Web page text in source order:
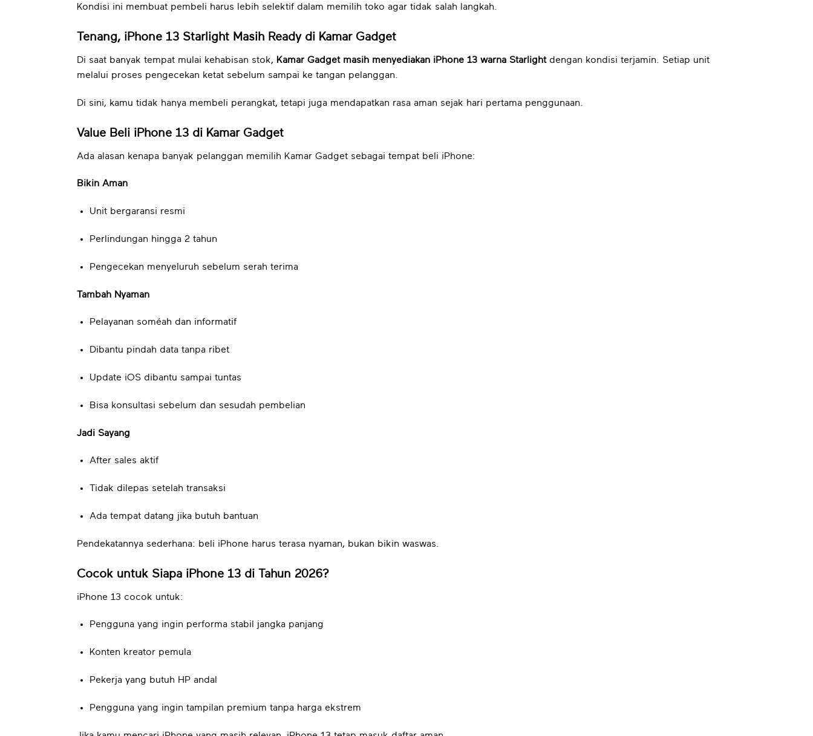
Kondisi ini membuat pembeli harus lebih selektif dalam memilih toko agar tidak salah langkah.
Tenang, iPhone 13 Starlight Masih Ready di Kamar Gadget
Di saat banyak tempat mulai kehabisan stok, Kamar Gadget masih menyediakan iPhone 13 warna Starlightdengan kondisi terjamin. Setiap unit
melalui proses pengecekan ketat sebelum sampai ke tangan pelanggan.
Di sini, kamu tidak hanya membeli perangkat, tetapi juga mendapatkan rasa aman sejak hari pertama penggunaan.
Value Beli iPhone 13 di Kamar Gadget
Ada alasan kenapa banyak pelanggan memilih Kamar Gadget sebagai tempat beli iPhone:
Bikin Aman
Unit bergaransi resmi
Perlindungan hingga 2 tahun
Pengecekan menyeluruh sebelum serah terima
Tambah Nyaman
Pelayanan soméah dan informatif
Dibantu pindah data tanpa ribet
Update iOS dibantu sampai tuntas
Bisa konsultasi sebelum dan sesudah pembelian
Jadi Sayang
After sales aktif
Tidak dilepas setelah transaksi
Ada tempat datang jika butuh bantuan
Pendekatannya sederhana: beli iPhone harus terasa nyaman, bukan bikin waswas.
Cocok untuk Siapa iPhone 13 di Tahun 2026?
iPhone 13 cocok untuk:
Pengguna yang ingin performa stabil jangka panjang
Konten kreator pemula
Pekerja yang butuh HP andal
Pengguna yang ingin tampilan premium tanpa harga ekstrem